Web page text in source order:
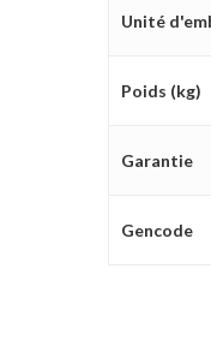
Unité
Poids (kg)
Garantie
Gencode